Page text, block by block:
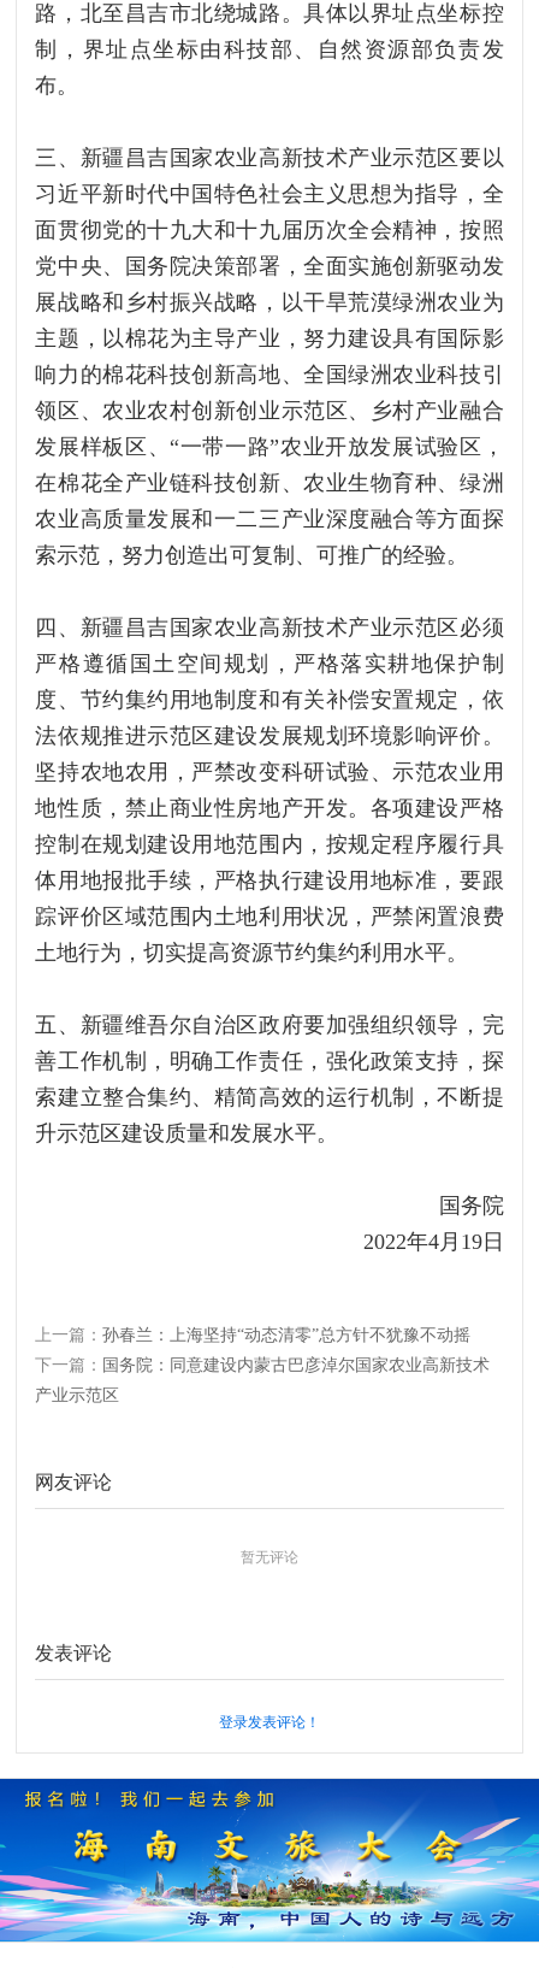
路，北至昌吉市北绕城路。具体以界址点坐标控
制，界址点坐标由科技部、自然资源部负责发
布。
三、新疆昌吉国家农业高新技术产业示范区要以
习近平新时代中国特色社会主义思想为指导，全
面贯彻党的十九大和十九届历次全会精神，按照
党中央、国务院决策部署，全面实施创新驱动发
展战略和乡村振兴战略，以干旱荒漠绿洲农业为
主题，以棉花为主导产业，努力建设具有国际影
响力的棉花科技创新高地、全国绿洲农业科技引
领区、农业农村创新创业示范区、乡村产业融合
发展样板区、“一带一路”农业开放发展试验区，
在棉花全产业链科技创新、农业生物育种、绿洲
农业高质量发展和一二三产业深度融合等方面探
索示范，努力创造出可复制、可推广的经验。
四、新疆昌吉国家农业高新技术产业示范区必须
严格遵循国土空间规划，严格落实耕地保护制
度、节约集约用地制度和有关补偿安置规定，依
法依规推进示范区建设发展规划环境影响评价。
坚持农地农用，严禁改变科研试验、示范农业用
地性质，禁止商业性房地产开发。各项建设严格
控制在规划建设用地范围内，按规定程序履行具
体用地报批手续，严格执行建设用地标准，要跟
踪评价区域范围内土地利用状况，严禁闲置浪费
土地行为，切实提高资源节约集约利用水平。
五、新疆维吾尔自治区政府要加强组织领导，完
善工作机制，明确工作责任，强化政策支持，探
索建立整合集约、精简高效的运行机制，不断提
升示范区建设质量和发展水平。
国务院
2022年4月19日
上一篇：孙春兰：上海坚持“动态清零”总方针不犹豫不动摇
下一篇： 国务院：同意建设内蒙古巴彦淖尔国家农业高新技术
产业示范区
网友评论
暂无评论
发表评论
登录发表评论！